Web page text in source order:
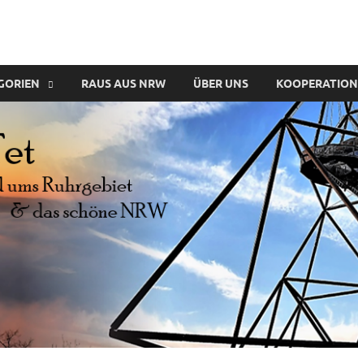
RAUS AUS NRW ÜBER UNS KOOPERATION